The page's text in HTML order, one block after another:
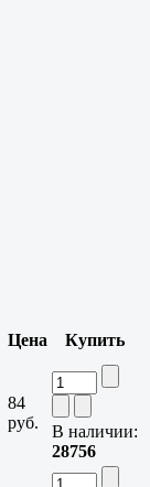
Цена Купить
84
руб.
В наличии:
28756